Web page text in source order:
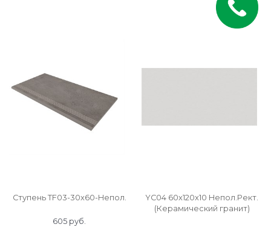
Ступень TF03-30x60-Непол.
605 руб.
YC04 60x120x10 Непол.Рект.
(Керамический гранит)